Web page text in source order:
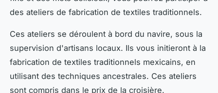
des ateliers de fabrication de textiles traditionnels.
Ces ateliers se déroulent à bord du navire, sous la
supervision d'artisans locaux. Ils vous initieront à la
fabrication de textiles traditionnels mexicains, en
utilisant des techniques ancestrales. Ces ateliers
sont compris dans le prix de la croisière.